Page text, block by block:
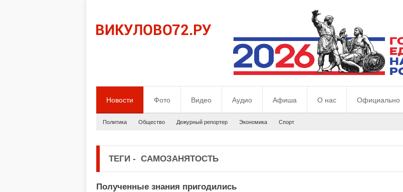
Новости Фото Видео Аудио Афиша О нас Официально
Политика Общество Дежурный репортер Экономика Спорт
ТЕГИ - САМОЗАНЯТОСТЬ
Полученные знания пригодились